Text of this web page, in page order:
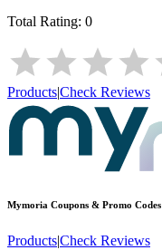
Total Rating: 0
Products|Check Reviews
Mymoria Coupons & Promo Codes
Products|Check Reviews